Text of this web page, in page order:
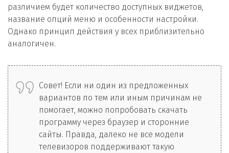
различием будет количество доступных виджетов,
название опций меню и особенности настройки.
Однако принцип действия у всех приблизительно
аналогичен.
Совет! Если ни один из предложенных
вариантов по тем или иным причинам не
помогает, можно попробовать скачать
программу через браузер и сторонние
сайты. Правда, далеко не все модели
телевизоров поддерживают такую